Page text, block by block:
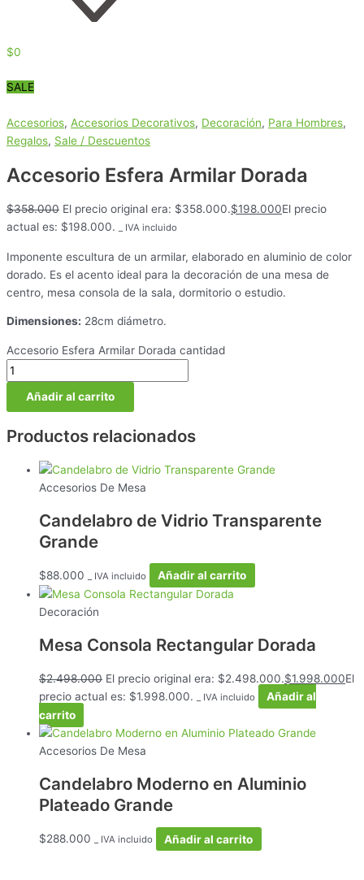
$0
SALE
Accesorios, Accesorios Decorativos, Decoración, Para Hombres,
Regalos, Sale / Descuentos
Accesorio Esfera Armilar Dorada
$358.000 El precio original era: $358.000.$198.000El precio
actual es: $198.000.
_ IVA incluido
Imponente escultura de un armilar, elaborado en aluminio de color
dorado. Es el acento ideal para la decoración de una mesa de
centro, mesa consola de la sala, dormitorio o estudio.
Dimensiones: 28cm diámetro.
Accesorio Esfera Armilar Dorada cantidad
Añadir al carrito
Productos relacionados
Accesorios De Mesa
Candelabro de Vidrio Transparente
Grande
$88.000 _ IVA incluido Añadir al carrito
Decoración
Mesa Consola Rectangular Dorada
$2.498.000 El precio original era: $2.498.000.$1.998.000El
precio actual es: $1.998.000.
_ IVA incluido
Añadir al
carrito
Accesorios De Mesa
Candelabro Moderno en Aluminio
Plateado Grande
$288.000 _ IVA incluido Añadir al carrito